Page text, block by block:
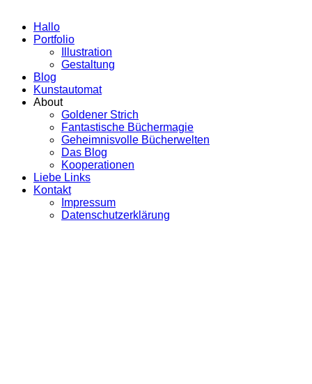
Hallo
Portfolio
Illustration
Gestaltung
Blog
Kunstautomat
About
Goldener Strich
Fantastische Büchermagie
Geheimnisvolle Bücherwelten
Das Blog
Kooperationen
Liebe Links
Kontakt
Impressum
Datenschutzerklärung